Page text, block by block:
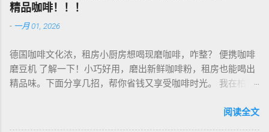
精品咖啡！！！
- 一月 01, 2026
德国咖啡文化浓，租房小厨房想喝现磨咖啡，咋整？ 便携咖啡
磨豆机 了解一下！小巧好用，磨出新鲜咖啡粉，租房也能喝出
精品味。下面分享几招，帮你省钱又享受咖啡时光。 我在柏林
挑磨豆机看磨芯，陶瓷的耐用不发热，像Hario、Porlex这些牌
阅读全文